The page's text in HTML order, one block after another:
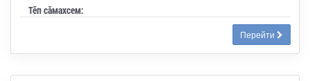
Тӗп сӑмахсем:
Перейти